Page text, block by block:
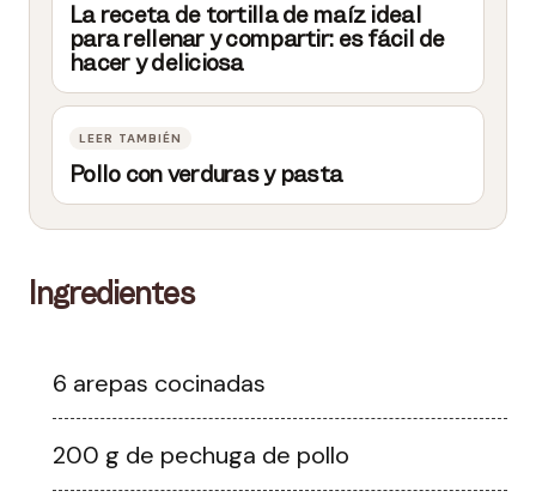
La receta de tortilla de maíz ideal
para rellenar y compartir: es fácil de
hacer y deliciosa
Pollo con verduras y pasta
Ingredientes
6 arepas cocinadas
200 g de pechuga de pollo